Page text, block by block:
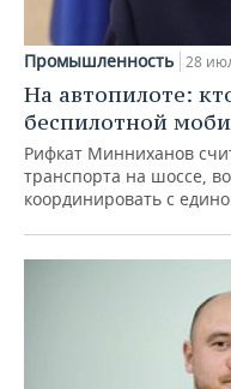
Промышленность 28
На автопилоте:
беспилотной
Рифкат Минниханов
транспорта на шоссе,
координировать с